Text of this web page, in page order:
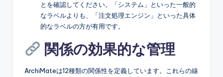
とを確認してください。「システム」といった一般的
なラベルよりも、「注文処理エンジン」といった具体
的なラベルの方が有用です。
関係の効果的な管理
ArchiMateは12種類の関係性を定義しています。これらの線